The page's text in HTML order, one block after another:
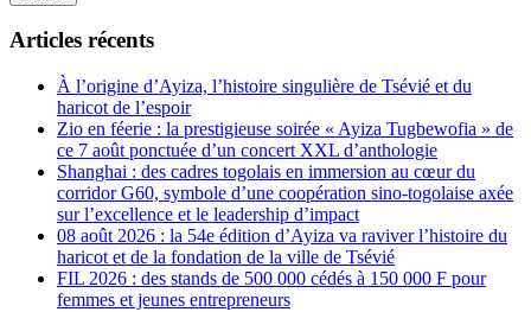
Articles récents
À l’origine d’Ayiza, l’histoire singulière de Tsévié et du
haricot de l’espoir
Zio en féerie : la prestigieuse soirée « Ayiza Tugbewofia » de
ce 7 août ponctuée d’un concert XXL d’anthologie
Shanghai : des cadres togolais en immersion au cœur du
corridor G60, symbole d’une coopération sino-togolaise axée
sur l’excellence et le leadership d’impact
08 août 2026 : la 54e édition d’Ayiza va raviver l’histoire du
haricot et de la fondation de la ville de Tsévié
FIL 2026 : des stands de 500 000 cédés à 150 000 F pour
femmes et jeunes entrepreneurs